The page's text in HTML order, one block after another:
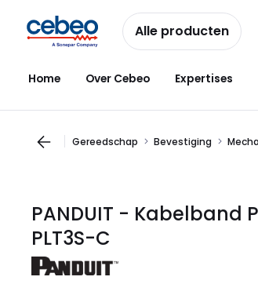
naar
navigatie
naar
inhoud
Alle producten
Home Over Cebeo Expertises
Gereedschap Bevestiging
PANDUIT - Kabelband
PLT3S-C